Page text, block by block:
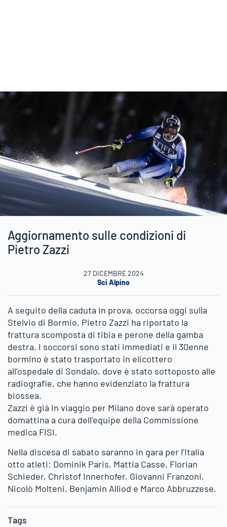
Aggiornamento sulle condizioni di
Pietro Zazzi
27 DICEMBRE 2024
Sci Alpino
A seguito della caduta in prova, occorsa oggi sulla
Stelvio di Bormio, Pietro Zazzi ha riportato la
frattura scomposta di tibia e perone della gamba
destra. I soccorsi sono stati immediati e il 30enne
bormino è stato trasportato in elicottero
all’ospedale di Sondalo, dove è stato sottoposto alle
radiografie, che hanno evidenziato la frattura
biossea.
Zazzi è già in viaggio per Milano dove sarà operato
domattina a cura dell’equipe della Commissione
medica FISI.
Nella discesa di sabato saranno in gara per l’Italia
otto atleti: Dominik Paris, Mattia Casse, Florian
Schieder, Christof Innerhofer, Giovanni Franzoni,
Nicolò Molteni, Benjamin Alliod e Marco Abbruzzese.
Tags